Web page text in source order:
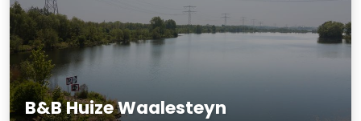
B&B Huize Waalesteyn